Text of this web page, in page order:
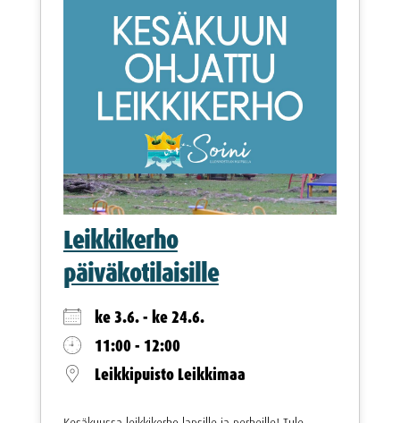
Leikkikerho
päiväkotilaisille
ke 3.6. - ke 24.6.
11:00 - 12:00
Leikkipuisto Leikkimaa